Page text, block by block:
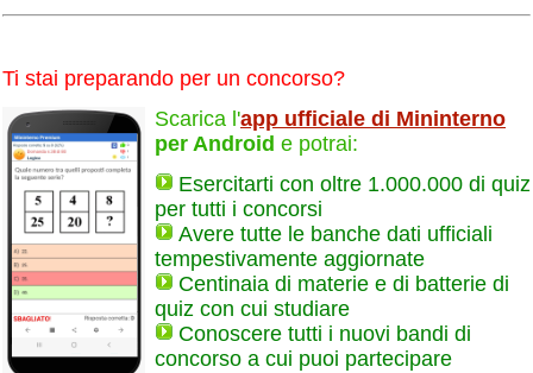
Ti stai preparando per un concorso?
Scarica l'app ufficiale di Mininterno
per Android e potrai:
Esercitarti con oltre 1.000.000 di quiz
per tutti i concorsi
Avere tutte le banche dati ufficiali
tempestivamente aggiornate
Centinaia di materie e di batterie di
quiz con cui studiare
Conoscere tutti i nuovi bandi di
concorso a cui puoi partecipare